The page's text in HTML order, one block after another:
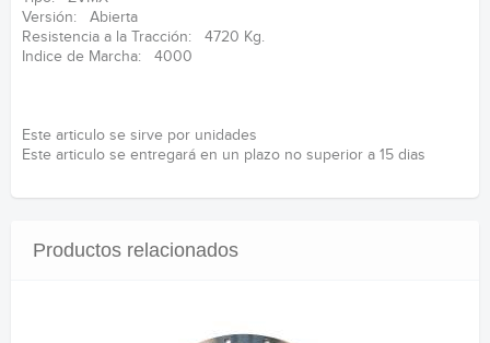
Versión: Abierta
Resistencia a la Tracción: 4720 Kg.
Indice de Marcha: 4000
Este articulo se sirve por unidades
Este articulo se entregará en un plazo no superior a 15 dias
Productos relacionados